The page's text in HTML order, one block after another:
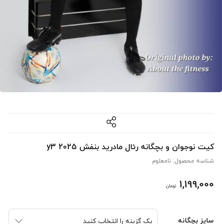
کیت نوجوان و بچگانه رئال مادرید بنفش y3 2025
شناسه محصول: نامعلوم
1,199,000 تومان
سایز بچگانه